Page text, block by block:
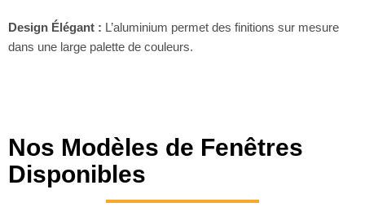
Design Élégant : L’aluminium permet des finitions sur mesure
dans une large palette de couleurs.
Nos Modèles de Fenêtres
Disponibles